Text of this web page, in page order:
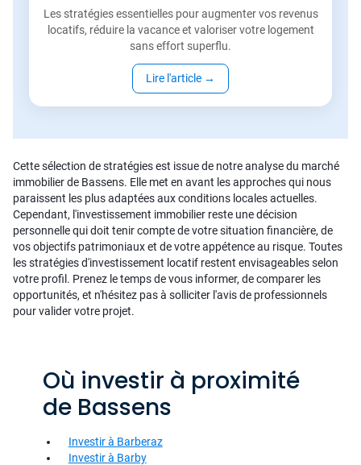
Les stratégies essentielles pour augmenter vos revenus
locatifs, réduire la vacance et valoriser votre logement
sans effort superflu.
Lire l'article →
Cette sélection de stratégies est issue de notre analyse du marché
immobilier de Bassens. Elle met en avant les approches qui nous
paraissent les plus adaptées aux conditions locales actuelles.
Cependant, l'investissement immobilier reste une décision
personnelle qui doit tenir compte de votre situation financière, de
vos objectifs patrimoniaux et de votre appétence au risque. Toutes
les stratégies d'investissement locatif restent envisageables selon
votre profil. Prenez le temps de vous informer, de comparer les
opportunités, et n'hésitez pas à solliciter l'avis de professionnels
pour valider votre projet.
Où investir à proximité
de Bassens
Investir à Barberaz
Investir à Barby